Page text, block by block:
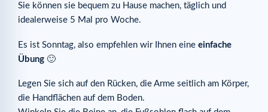
Sie können sie bequem zu Hause machen, täglich und
idealerweise 5 Mal pro Woche.
Es ist Sonntag, also empfehlen wir Ihnen eine einfache
Übung 🙂
Legen Sie sich auf den Rücken, die Arme seitlich am Körper,
die Handflächen auf dem Boden.